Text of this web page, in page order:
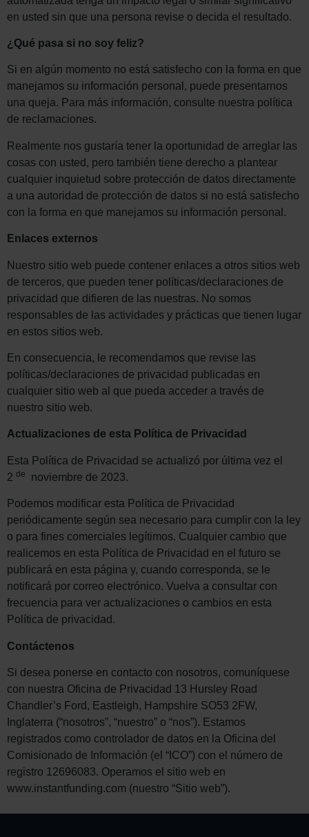
en usted sin que una persona revise o decida el resultado.
¿Qué pasa si no soy feliz?
Si en algún momento no está satisfecho con la forma en que
manejamos su información personal, puede presentarnos
una queja. Para más información, consulte nuestra política
de reclamaciones.
Realmente nos gustaría tener la oportunidad de arreglar las
cosas con usted, pero también tiene derecho a plantear
cualquier inquietud sobre protección de datos directamente
a una autoridad de protección de datos si no está satisfecho
con la forma en que manejamos su información personal.
Enlaces externos
Nuestro sitio web puede contener enlaces a otros sitios web
de terceros, que pueden tener políticas/declaraciones de
privacidad que difieren de las nuestras. No somos
responsables de las actividades y prácticas que tienen lugar
en estos sitios web.
En consecuencia, le recomendamos que revise las
políticas/declaraciones de privacidad publicadas en
cualquier sitio web al que pueda acceder a través de
nuestro sitio web.
Actualizaciones de esta Política de Privacidad
Esta Política de Privacidad se actualizó por última vez el
2 de noviembre de 2023.
Podemos modificar esta Política de Privacidad
periódicamente según sea necesario para cumplir con la ley
o para fines comerciales legítimos. Cualquier cambio que
realicemos en esta Política de Privacidad en el futuro se
publicará en esta página y, cuando corresponda, se le
notificará por correo electrónico. Vuelva a consultar con
frecuencia para ver actualizaciones o cambios en esta
Política de privacidad.
Contáctenos
Si desea ponerse en contacto con nosotros, comuníquese
con nuestra Oficina de Privacidad 13 Hursley Road
Chandler’s Ford, Eastleigh, Hampshire SO53 2FW,
Inglaterra (“nosotros”, “nuestro” o “nos”). Estamos
registrados como controlador de datos en la Oficina del
Comisionado de Información (el “ICO”) con el número de
registro 12696083. Operamos el sitio web en
www.instantfunding.com (nuestro “Sitio web”).